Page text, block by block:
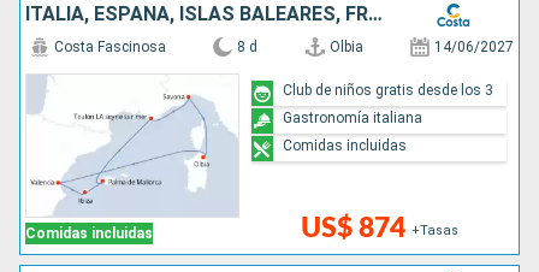
ITALIA, ESPAÑA, ISLAS BALEARES, FRANCIA
Comidas incluidas
Costa Fascinosa 8 d Olbia 14/06/2027
US$ 874 +Tasas
Club de niños gratis desde los 3
Gastronomía italiana
Comidas incluidas